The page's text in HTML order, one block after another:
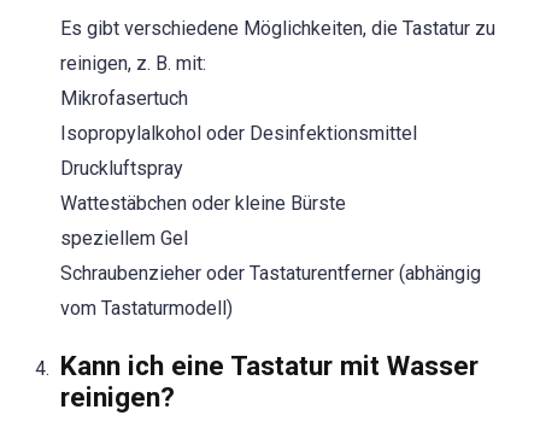
Es gibt verschiedene Möglichkeiten, die Tastatur zu
reinigen, z. B. mit:
Mikrofasertuch
Isopropylalkohol oder Desinfektionsmittel
Druckluftspray
Wattestäbchen oder kleine Bürste
speziellem Gel
Schraubenzieher oder Tastaturentferner (abhängig
vom Tastaturmodell)
Kann ich eine Tastatur mit Wasser
reinigen?